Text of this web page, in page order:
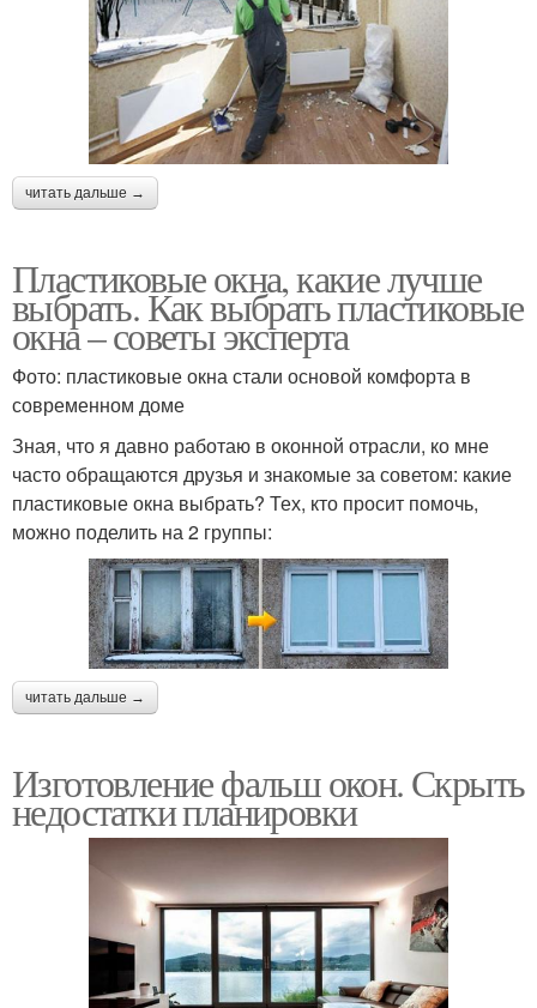
читать дальше →
Пластиковые окна, какие лучше
выбрать. Как выбрать пластиковые
окна – советы эксперта
Фото: пластиковые окна стали основой комфорта в
современном доме
Зная, что я давно работаю в оконной отрасли, ко мне
часто обращаются друзья и знакомые за советом: какие
пластиковые окна выбрать? Тех, кто просит помочь,
можно поделить на 2 группы:
читать дальше →
Изготовление фальш окон. Скрыть
недостатки планировки